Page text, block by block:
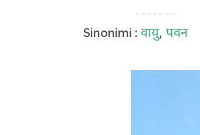
Sinonimi : वायु, पवन